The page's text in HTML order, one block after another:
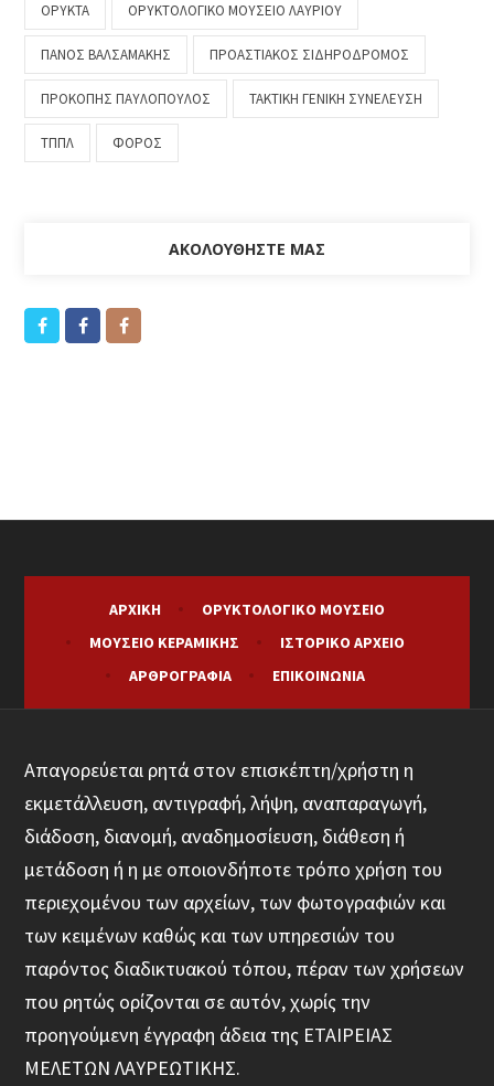
ΟΡΥΚΤΑ ΟΡΥΚΤΟΛΟΓΙΚΟ ΜΟΥΣΕΙΟ ΛΑΥΡΙΟΥ
ΠΑΝΟΣ ΒΑΛΣΑΜΑΚΗΣ ΠΡΟΑΣΤΙΑΚΟΣ ΣΙΔΗΡΟΔΡΟΜΟΣ
ΠΡΟΚΟΠΗΣ ΠΑΥΛΟΠΟΥΛΟΣ ΤΑΚΤΙΚΗ ΓΕΝΙΚΗ ΣΥΝΕΛΕΥΣΗ
ΤΠΠΛ ΦΟΡΟΣ
ΑΚΟΛΟΥΘΉΣΤΕ ΜΑΣ
ΑΡΧΙΚΉ
ΟΡΥΚΤΟΛΟΓΙΚΌ ΜΟΥΣΕΊΟ
ΜΟΥΣΕΊΟ ΚΕΡΑΜΙΚΉΣ
ΙΣΤΟΡΙΚΌ ΑΡΧΕΊΟ
ΑΡΘΡΟΓΡΑΦΊΑ
ΕΠΙΚΟΙΝΩΝΊΑ
Απαγορεύεται ρητά στον επισκέπτη/χρήστη η
εκμετάλλευση, αντιγραφή, λήψη, αναπαραγωγή,
διάδοση, διανομή, αναδημοσίευση, διάθεση ή
μετάδοση ή η με οποιονδήποτε τρόπο χρήση του
περιεχομένου των αρχείων, των φωτογραφιών και
των κειμένων καθώς και των υπηρεσιών του
παρόντος διαδικτυακού τόπου, πέραν των χρήσεων
που ρητώς ορίζονται σε αυτόν, χωρίς την
προηγούμενη έγγραφη άδεια της ΕΤΑΙΡΕΙΑΣ
ΜΕΛΕΤΩΝ ΛΑΥΡΕΩΤΙΚΗΣ.